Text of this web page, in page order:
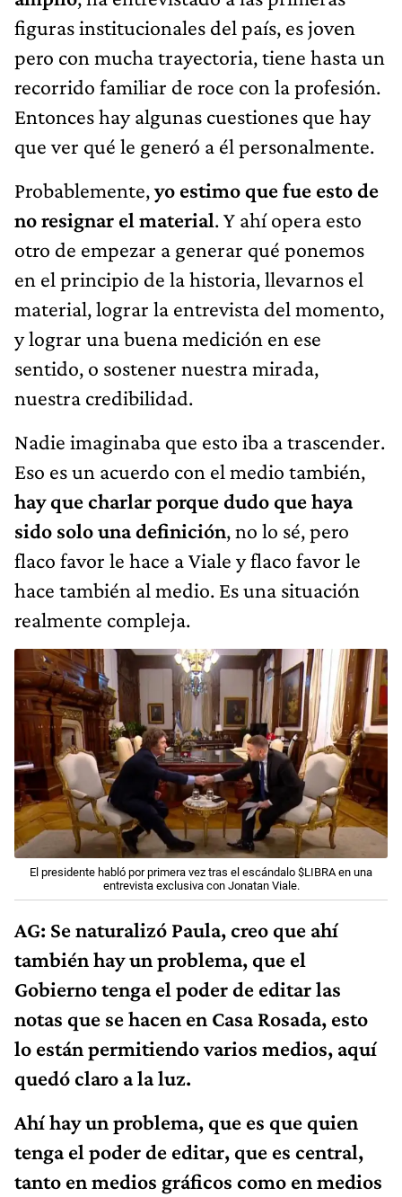
figuras institucionales del país, es joven
pero con mucha trayectoria, tiene hasta un
recorrido familiar de roce con la profesión.
Entonces hay algunas cuestiones que hay
que ver qué le generó a él personalmente.
Probablemente,yo estimo que fue esto de
no resignar el material. Y ahí opera esto
otro de empezar a generar qué ponemos
en el principio de la historia, llevarnos el
material, lograr la entrevista del momento,
y lograr una buena medición en ese
sentido, o sostener nuestra mirada,
nuestra credibilidad.
Nadie imaginaba que esto iba a trascender.
Eso es un acuerdo con el medio también,
hay que charlar porque dudo que haya
sido solo una definición, no lo sé, pero
flaco favor le hace a Viale y flaco favor le
hace también al medio. Es una situación
realmente compleja.
El presidente habló por primera vez tras el escándalo $LIBRA en una
entrevista exclusiva con Jonatan Viale.
AG: Se naturalizó Paula, creo que ahí
también hay un problema, que el
Gobierno tenga el poder de editar las
notas que se hacen en Casa Rosada, esto
lo están permitiendo varios medios, aquí
quedó claro a la luz.
Ahí hay un problema, que es que quien
tenga el poder de editar, que es central,
tanto en medios gráficos como en medios